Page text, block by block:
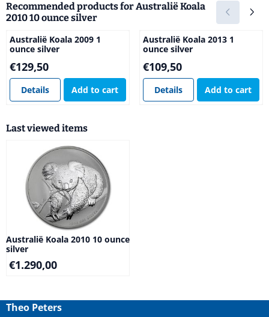
Recommended products forAustralië Koala
2010 10 ounce silver
Australië Koala 2009 1
ounce silver
Price: 129,50
€129,50
Details Add to cart
Australië Koala 2013 1
ounce silver
Price: 109,50
€109,50
Details Add to cart
Last viewed items
Australië Koala 2010 10 ounce
silver
€1.290,00
Theo Peters